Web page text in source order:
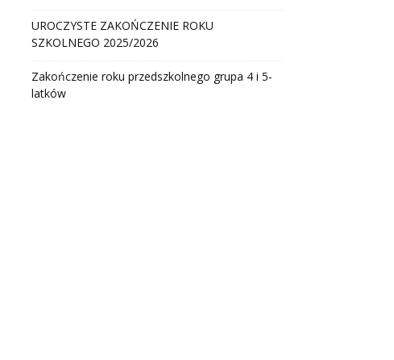
UROCZYSTE ZAKOŃCZENIE ROKU
SZKOLNEGO 2025/2026
Zakończenie roku przedszkolnego grupa 4 i 5-
latków